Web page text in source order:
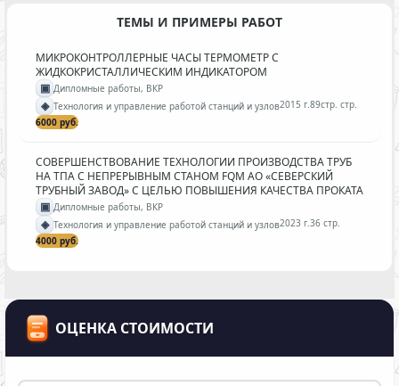
ТЕМЫ И ПРИМЕРЫ РАБОТ
МИКРОКОНТРОЛЛЕРНЫЕ ЧАСЫ ТЕРМОМЕТР С
ЖИДКОКРИСТАЛЛИЧЕСКИМ ИНДИКАТОРОМ
▣ Дипломные работы, ВКР
◈ Технология и управление работой станций и узлов2015 г.89стр. стр.
6000 руб.
СОВЕРШЕНСТВОВАНИЕ ТЕХНОЛОГИИ ПРОИЗВОДСТВА ТРУБ
НА ТПА С НЕПРЕРЫВНЫМ СТАНОМ FQM АО «СЕВЕРСКИЙ
ТРУБНЫЙ ЗАВОД» С ЦЕЛЬЮ ПОВЫШЕНИЯ КАЧЕСТВА ПРОКАТА
▣ Дипломные работы, ВКР
◈ Технология и управление работой станций и узлов2023 г.36 стр.
4000 руб.
ОЦЕНКА СТОИМОСТИ